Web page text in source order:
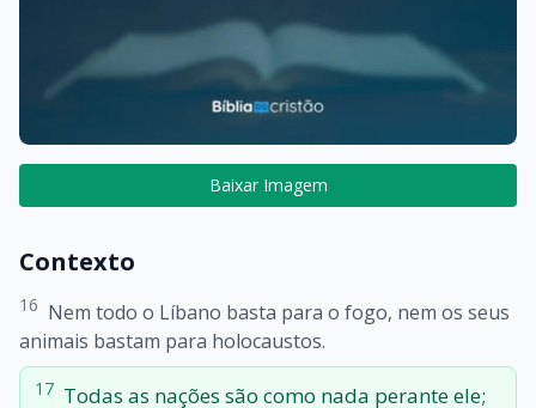
Baixar Imagem
Contexto
16 Nem todo o Líbano basta para o fogo, nem os seus
animais bastam para holocaustos.
17 Todas as nações são como nada perante ele;